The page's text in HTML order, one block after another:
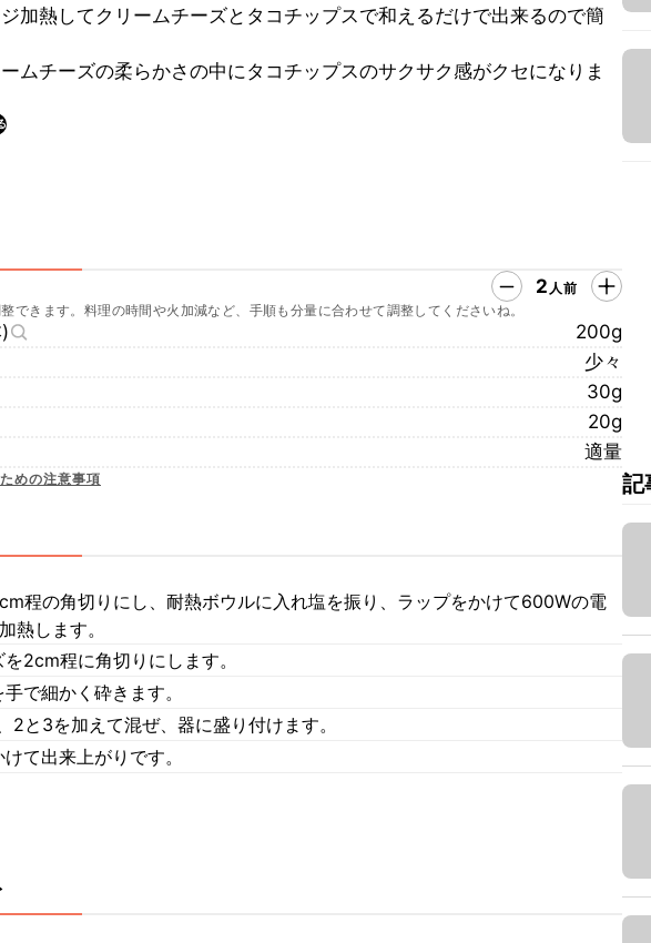
加熱してクリームチーズとタコチップスで和えるだけで出来るので簡
ムチーズの柔らかさの中にタコチップスのサクサク感がクセになりま
2 人前
できます。料理の時間や火加減など、手順も分量に合わせて調整してくださいね。
200g
少々
30g
20g
適量
めの注意事項
程の角切りにし、耐熱ボウルに入れ塩を振り、ラップをかけて600Wの電
熱します。
2cm程に角切りにします。
で細かく砕きます。
2と3を加えて混ぜ、器に盛り付けます。
て出来上がりです。
記